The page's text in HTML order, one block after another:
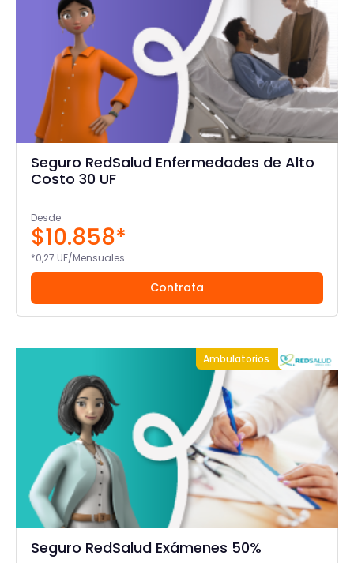
Seguro RedSalud Enfermedades de Alto
Costo 30 UF
Desde
$10.858*
*0,27 UF/Mensuales
Contrata
Ambulatorios
Seguro RedSalud Exámenes 50%